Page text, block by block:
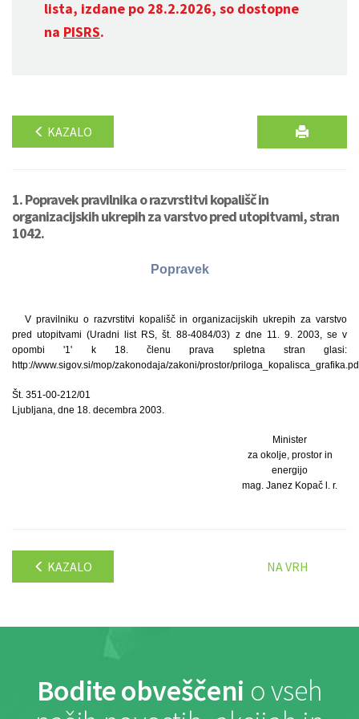
lista, izdane po 28.2.2026, so dostopne
na PISRS.
KAZALO
1. Popravek pravilnika o razvrstitvi kopališč in
organizacijskih ukrepih za varstvo pred utopitvami, stran
1042.
Popravek
V pravilniku o razvrstitvi kopališč in organizacijskih ukrepih za varstvo
pred utopitvami (Uradni list RS, št. 88-4084/03) z dne 11. 9. 2003, se v
opombi '1' k 18. členu prava spletna stran glasi:
http://www.sigov.si/mop/zakonodaja/zakoni/prostor/
Št. 351-00-212/01
Ljubljana, dne 18. decembra 2003.
Minister
za okolje, prostor in
energijo
mag. Janez Kopač l. r.
KAZALO NA VRH
Bodite obveščeni o vseh